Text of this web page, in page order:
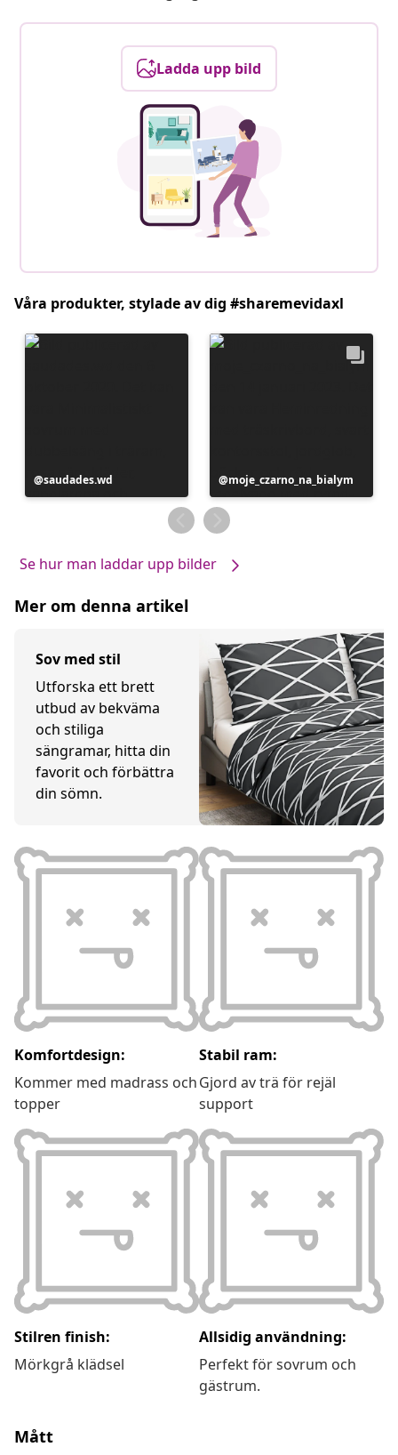
Ladda upp bild
Våra produkter, stylade av dig #sharemevidaxl
Inlägg
publicerat
saudades.wd
Inlägg
publicerat
av
moje_czarno_na_bialym
Se hur man laddar upp bilder
Mer om denna artikel
Sov med stil
Utforska ett brett
utbud av bekväma
och stiliga
sängramar, hitta din
favorit och förbättra
din sömn.
Komfortdesign:
Kommer med madrass och
topper
Stabil ram:
Gjord av trä för rejäl
support
Stilren finish:
Mörkgrå klädsel
Allsidig användning:
Perfekt för sovrum och
gästrum.
Mått